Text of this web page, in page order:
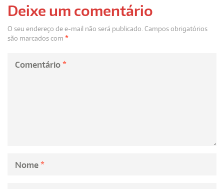
Deixe um comentário
O seu endereço de e-mail não será publicado. Campos obrigatórios
são marcados com *
Comentário *
Nome *